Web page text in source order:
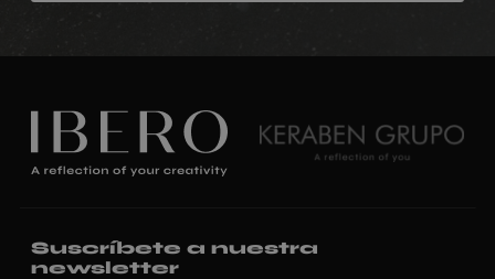
Suscríbete a nuestra
newsletter